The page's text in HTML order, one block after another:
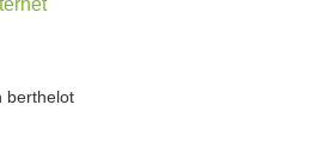
berthelot